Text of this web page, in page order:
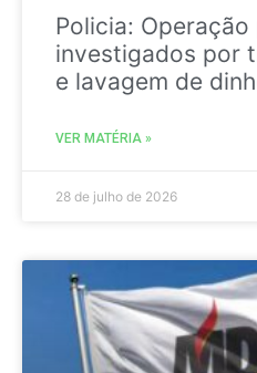
Policia:
investigados por
e lavagem de
VER MATÉRIA »
28 de julho de 2026